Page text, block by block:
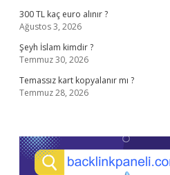
300 TL kaç euro alınır ?
Ağustos 3, 2026
Şeyh İslam kimdir ?
Temmuz 30, 2026
Temassız kart kopyalanır mı ?
Temmuz 28, 2026